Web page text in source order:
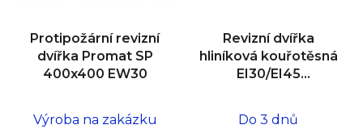
Protipožární revizní
dvířka Promat SP
400x400 EW30
Výroba na zakázku
Revizní dvířka
hliníková kouřotěsná
EI30/EI45
Do 3 dnů